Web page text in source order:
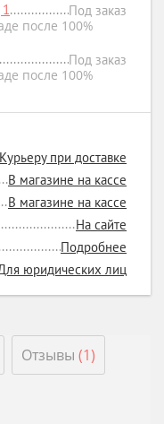
Под заказ
после 100%
Под заказ
после 100%
Курьеру при доставке
В магазине на кассе
В магазине на кассе
На сайте
Подробнее
юридических лиц
Отзывы (1)